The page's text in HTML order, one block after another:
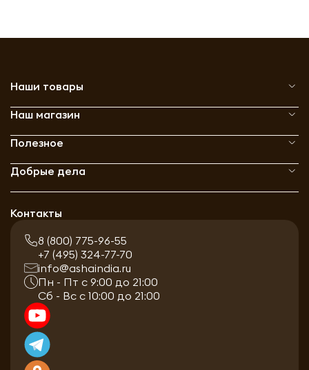
Наши товары
Наш магазин
Полезное
Добрые дела
Контакты
8 (800) 775-96-55
+7 (495) 324-77-70
info@ashaindia.ru
Пн - Пт с 9:00 до 21:00
Сб - Вс с 10:00 до 21:00